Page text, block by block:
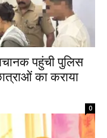
पहुंची पुलिस
का कराया
0